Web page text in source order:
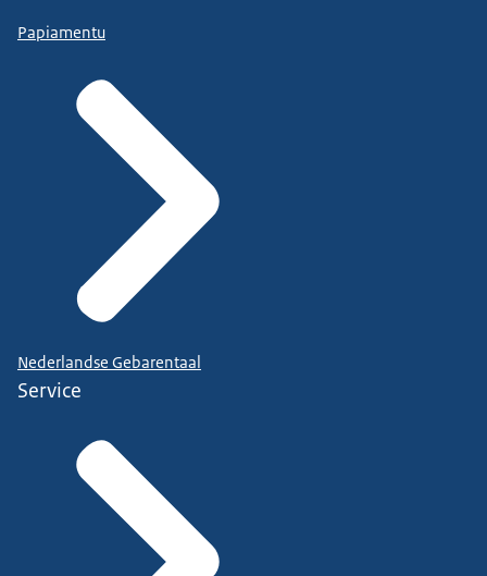
Papiamentu
Nederlandse Gebarentaal
Service